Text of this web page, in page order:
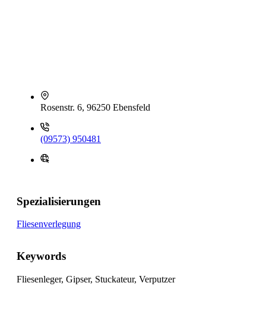
Rosenstr. 6, 96250 Ebensfeld
(09573) 950481
Spezialisierungen
Fliesenverlegung
Keywords
Fliesenleger, Gipser, Stuckateur, Verputzer